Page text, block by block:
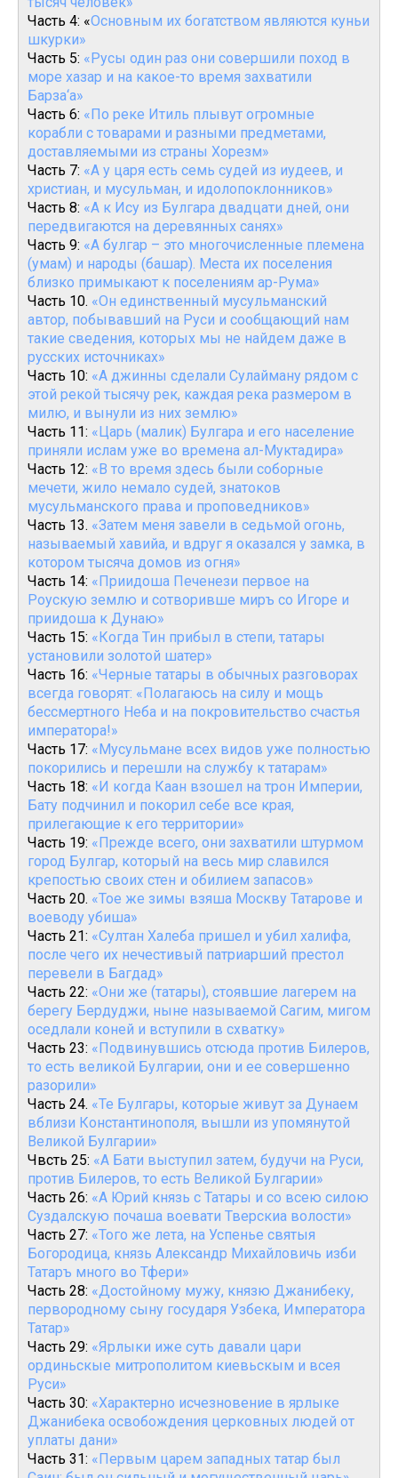
Часть 4: «Основным их богатством являются куньи
шкурки»
Часть 5: «Русы один раз они совершили поход в
море хазар и на какое-то время захватили
Барза‘а»
Часть 6: «По реке Итиль плывут огромные
корабли с товарами и разными предметами,
доставляемыми из страны Хорезм»
Часть 7: «А у царя есть семь судей из иудеев, и
христиан, и мусульман, и идолопоклонников»
Часть 8: «А к Ису из Булгара двадцати дней, они
передвигаются на деревянных санях»
Часть 9: «А булгар – это многочисленные племена
(умам) и народы (башар). Места их поселения
близко примыкают к поселениям ар-Рума»
Часть 10. «Он единственный мусульманский
автор, побывавший на Руси и сообщающий нам
такие сведения, которых мы не найдем даже в
русских источниках»
Часть 10: «А джинны сделали Сулайману рядом с
этой рекой тысячу рек, каждая река размером в
милю, и вынули из них землю»
Часть 11: «Царь (малик) Булгара и его население
приняли ислам уже во времена ал-Муктадира»
Часть 12: «В то время здесь были соборные
мечети, жило немало судей, знатоков
мусульманского права и проповедников»
Часть 13. «Затем меня завели в седьмой огонь,
называемый хавийа, и вдруг я оказался у замка, в
котором тысяча домов из огня»
Часть 14: «Приидоша Печенези первое на
Роускую землю и сотворивше миръ со Игоре и
приидоша к Дунаю»
Часть 15: «Когда Тин прибыл в степи, татары
установили золотой шатер»
Часть 16: «Черные татары в обычных разговорах
всегда говорят: «Полагаюсь на силу и мощь
бессмертного Неба и на покровительство счастья
императора!»
Часть 17: «Мусульмане всех видов уже полностью
покорились и перешли на службу к татарам»
Часть 18: «И когда Каан взошел на трон Империи,
Бату подчинил и покорил себе все края,
прилегающие к его территории»
Часть 19: «Прежде всего, они захватили штурмом
город Булгар, который на весь мир славился
крепостью своих стен и обилием запасов»
Часть 20. «Тое же зимы взяша Москву Татарове и
воеводу убиша»
Часть 21: «Султан Халеба пришел и убил халифа,
после чего их нечестивый патриарший престол
перевели в Багдад»
Часть 22: «Они же (татары), стоявшие лагерем на
берегу Бердуджи, ныне называемой Сагим, мигом
оседлали коней и вступили в схватку»
Часть 23: «Подвинувшись отсюда против Билеров,
то есть великой Булгарии, они и ее совершенно
разорили»
Часть 24. «Те Булгары, которые живут за Дунаем
вблизи Константинополя, вышли из упомянутой
Великой Булгарии»
Чвсть 25: «А Бати выступил затем, будучи на Руси,
против Билеров, то есть Великой Булгарии»
Часть 26: «А Юрий князь с Татары и со всею силою
Суздалскую почаша воевати Тверскиа волости»
Часть 27: «Того же лета, на Успенье святыя
Богородица, князь Александр Михайловичь изби
Татаръ много во Тфери»
Часть 28: «Достойному мужу, князю Джанибеку,
первородному сыну государя Узбека, Императора
Татар»
Часть 29: «Ярлыки иже суть давали цари
ординьскые митрополитом киевьскым и всея
Руси»
Часть 30: «Характерно исчезновение в ярлыке
Джанибека освобождения церковных людей от
уплаты дани»
Часть 31: «Первым царем западных татар был